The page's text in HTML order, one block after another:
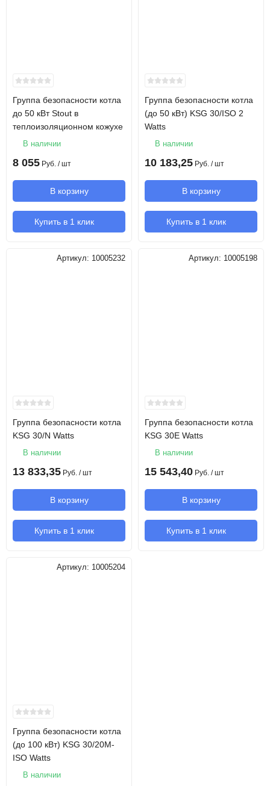
Группа безопасности котла
до 50 кВт Stout в
теплоизоляционном кожухе
В наличии
8 055 Руб. / шт
В корзину
Купить в 1 клик
Группа безопасности котла
(до 50 кВт) KSG 30/ISO 2
Watts
В наличии
10 183,25 Руб. / шт
В корзину
Купить в 1 клик
Артикул: 10005232
Группа безопасности котла
KSG 30/N Watts
В наличии
13 833,35 Руб. / шт
В корзину
Купить в 1 клик
Артикул: 10005198
Группа безопасности котла
KSG 30E Watts
В наличии
15 543,40 Руб. / шт
В корзину
Купить в 1 клик
Артикул: 10005204
Группа безопасности котла
(до 100 кВт) KSG 30/20M-
ISO Watts
В наличии